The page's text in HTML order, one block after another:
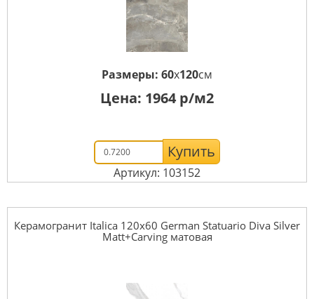
Размеры: 60x120см
Цена: 1964 р/м2
Купить
Артикул: 103152
Керамогранит Italica 120x60 German Statuario Diva Silver
Matt+Carving матовая